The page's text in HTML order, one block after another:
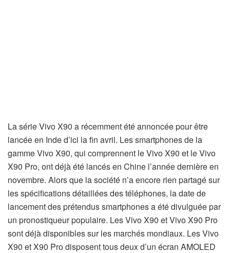
La série Vivo X90 a récemment été annoncée pour être
lancée en Inde d’ici la fin avril. Les smartphones de la
gamme Vivo X90, qui comprennent le Vivo X90 et le Vivo
X90 Pro, ont déjà été lancés en Chine l’année dernière en
novembre. Alors que la société n’a encore rien partagé sur
les spécifications détaillées des téléphones, la date de
lancement des prétendus smartphones a été divulguée par
un pronostiqueur populaire. Les Vivo X90 et Vivo X90 Pro
sont déjà disponibles sur les marchés mondiaux. Les Vivo
X90 et X90 Pro disposent tous deux d’un écran AMOLED